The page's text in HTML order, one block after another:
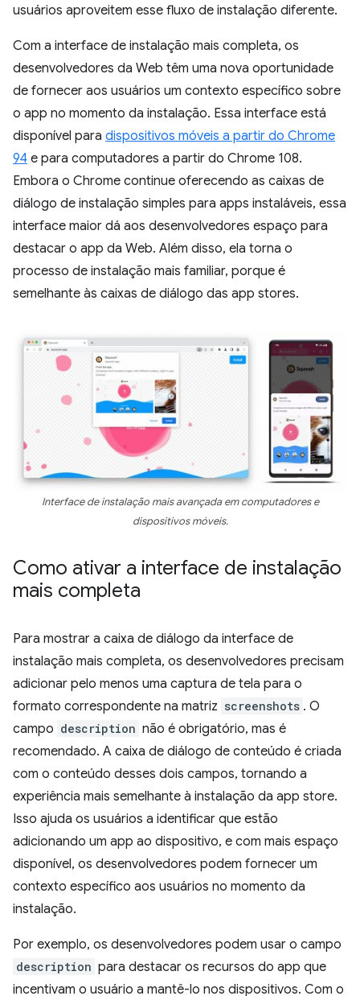
usuários aproveitem esse fluxo de instalação diferente.
Com a interface de instalação mais completa, os
desenvolvedores da Web têm uma nova oportunidade
de fornecer aos usuários um contexto específico sobre
o app no momento da instalação. Essa interface está
disponível para dispositivos móveis a partir do Chrome
94 e para computadores a partir do Chrome 108.
Embora o Chrome continue oferecendo as caixas de
diálogo de instalação simples para apps instaláveis, essa
interface maior dá aos desenvolvedores espaço para
destacar o app da Web. Além disso, ela torna o
processo de instalação mais familiar, porque é
semelhante às caixas de diálogo das app stores.
Interface de instalação mais avançada em computadores e
dispositivos móveis.
Como ativar a interface de instalação
mais completa
Para mostrar a caixa de diálogo da interface de
instalação mais completa, os desenvolvedores precisam
adicionar pelo menos uma captura de tela para o
formato correspondente na matriz screenshots . O
campo description não é obrigatório, mas é
recomendado. A caixa de diálogo de conteúdo é criada
com o conteúdo desses dois campos, tornando a
experiência mais semelhante à instalação da app store.
Isso ajuda os usuários a identificar que estão
adicionando um app ao dispositivo, e com mais espaço
disponível, os desenvolvedores podem fornecer um
contexto específico aos usuários no momento da
instalação.
Por exemplo, os desenvolvedores podem usar o campo
description para destacar os recursos do app que
incentivam o usuário a mantê-lo nos dispositivos. Com o